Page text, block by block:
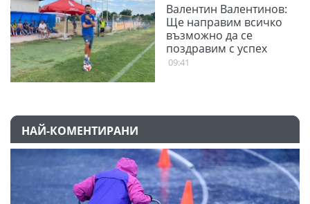
Валентин Валентинов:
Ще направим всичко
възможно да се
поздравим с успех
09:41
НАЙ-КОМЕНТИРАНИ